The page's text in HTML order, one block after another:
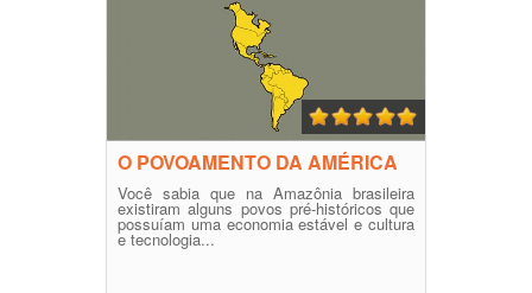
O POVOAMENTO DA AMÉRICA
Você sabia que na Amazônia brasileira
existiram alguns povos pré-históricos que
possuíam uma economia estável e cultura
e tecnologia...